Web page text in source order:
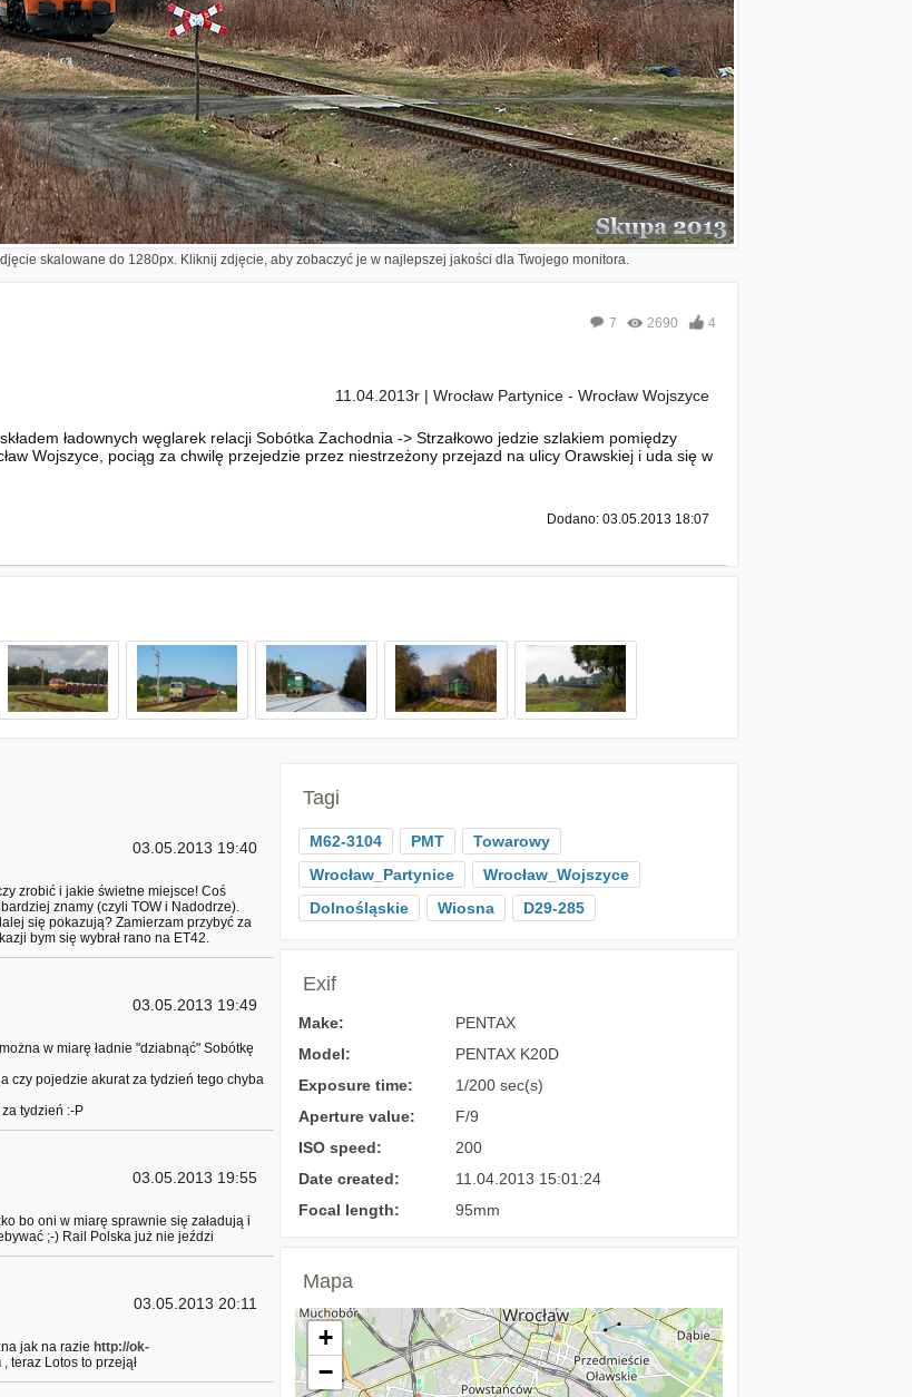
skalowane do 1280px. Kliknij zdjęcie, aby zobaczyć je w najlepszej jakości dla Twojego monitora.
7 2690 4
11.04.2013r | Wrocław Partynice - Wrocław Wojszyce
ładownych węglarek relacji Sobótka Zachodnia -> Strzałkowo jedzie szlakiem pomiędzy
Wojszyce, pociąg za chwilę przejedzie przez niestrzeżony przejazd na ulicy Orawskiej i uda się w
Dodano: 03.05.2013 18:07
03.05.2013 19:40
zrobić i jakie świetne miejsce! Coś
znamy (czyli TOW i Nadodrze).
się pokazują? Zamierzam przybyć za
bym się wybrał rano na ET42.
03.05.2013 19:49
w miarę ładnie "dziabnąć" Sobótkę
czy pojedzie akurat za tydzień tego chyba
tydzień :-P
03.05.2013 19:55
bo oni w miarę sprawnie się załadują i
;-) Rail Polska już nie jeździ
03.05.2013 20:11
jak na razie http://ok-
, teraz Lotos to przejął
Tagi
M62-3104 PMT
Towarowy
Wrocław_Partynice
Wrocław_Wojszyce
Dolnośląskie
Wiosna D29-285
Exif
Make:
PENTAX
Model:
PENTAX K20D
Exposure time:
1/200 sec(s)
Aperture value:
F/9
ISO speed:
200
Date created:
11.04.2013 15:01:24
Focal length:
95mm
Mapa
+
−